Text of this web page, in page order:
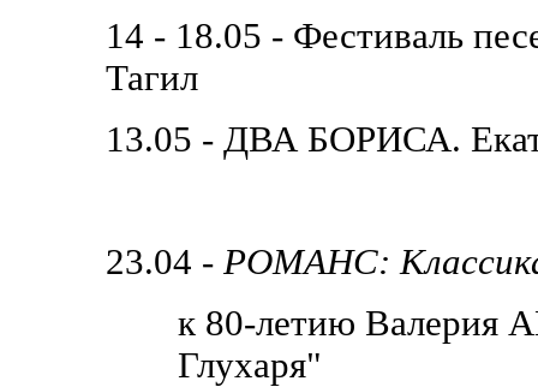
14 - 18.05 - Фестиваль
Тагил
13.05 - ДВА БОРИСА.
23.04 - РОМАНС:
к 80-летию Валерия
Глухаря"